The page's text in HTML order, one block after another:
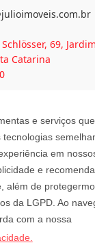
e serviços
em
e
além de
da LGPD. Ao
com a nossa
de
69,
- 18h00